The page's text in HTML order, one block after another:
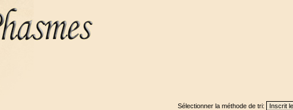
Sélectionner la méthode de tri: